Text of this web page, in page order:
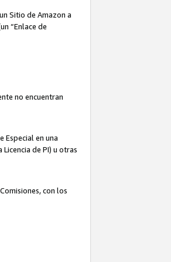
Sitio de Amazon a
“Enlace de
no encuentran
Especial en una
de PI) u otras
con los